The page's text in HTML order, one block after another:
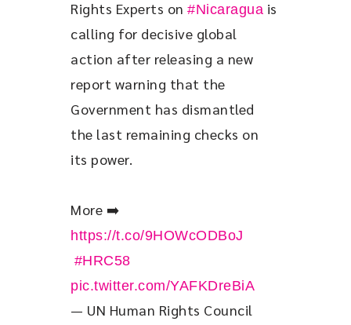
Rights Experts on #Nicaragua is
calling for decisive global
action after releasing a new
report warning that the
Government has dismantled
the last remaining checks on
its power.
More ➡️
https://t.co/9HOWcODBoJ
#HRC58
pic.twitter.com/YAFKDreBiA
— UN Human Rights Council